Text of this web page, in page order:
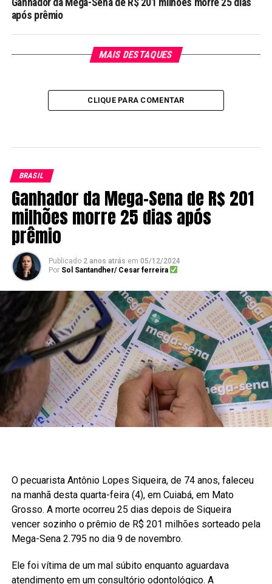
Ganhador da Mega-Sena de R$ 201 milhões morre 25 dias
após prêmio
MAIS DESTAQUES
CLIQUE PARA COMENTAR
BRASIL
Ganhador da Mega-Sena de R$ 201
milhões morre 25 dias após
prêmio
Publicado 2 anos atrás em 05/12/2024
Por Sol Santandher/ Cesar ferreira
O pecuarista Antônio Lopes Siqueira, de 74 anos, faleceu
na manhã desta quarta-feira (4), em Cuiabá, em Mato
Grosso. A morte ocorreu 25 dias depois de Siqueira
vencer sozinho o prêmio de R$ 201 milhões sorteado pela
Mega-Sena 2.795 no dia 9 de novembro.
Ele foi vítima de um mal súbito enquanto aguardava
atendimento em um consultório odontológico. A